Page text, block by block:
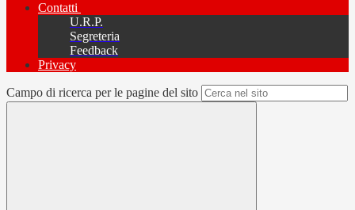
Contatti
U.R.P.
Segreteria
Feedback
Privacy
Campo di ricerca per le pagine del sito